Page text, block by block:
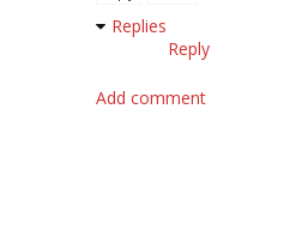
Replies
Reply
Add comment